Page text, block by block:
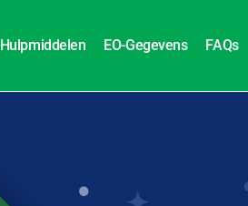
Hulpmiddelen EO-Gegevens FAQs